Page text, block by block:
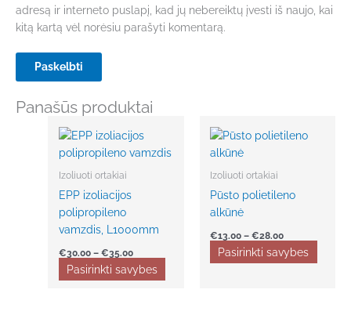
adresą ir interneto puslapį, kad jų nebereiktų įvesti iš naujo, kai
kitą kartą vėl norėsiu parašyti komentarą.
Panašūs produktai
Izoliuoti ortakiai
EPP izoliacijos
polipropileno
vamzdis, L1000mm
€30.00 – €35.00
range:
€30.00
through
Pasirinkti savybes
has
be
chosen
Izoliuoti ortakiai
Pūsto polietileno
alkūnė
€13.00 – €28.00
range:
Pasirinkti savybes
may
be